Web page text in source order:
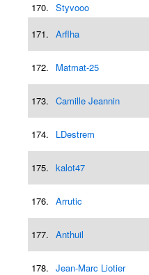
170. Styvooo
171. Arflha
172. Matmat-25
173. Camille Jeannin
174. LDestrem
175. kalot47
176. Arrutic
177. Anthuil
178. Jean-Marc Liotier